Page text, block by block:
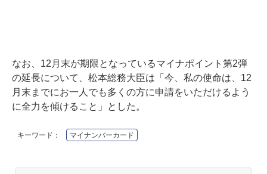
なお、12月末が期限となっているマイナポイント第2弾
の延長について、松本総務大臣は「今、私の使命は、12
月末までにお一人でも多くの方に申請をいただけるよう
に全力を傾けること」とした。
キーワード： マイナンバーカード